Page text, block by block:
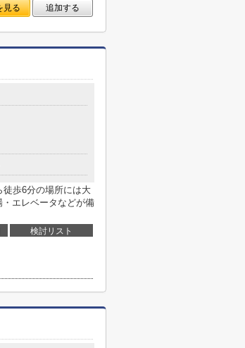
見る 追加する
徒歩6分の場所には大
エレベータなどが備
検討リスト